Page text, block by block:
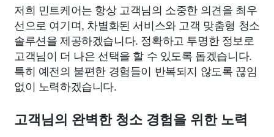
저희 민트케어는 항상 고객님의 소중한 의견을 최우
선으로 여기며, 차별화된 서비스와 고객 맞춤형 청소
솔루션을 제공하겠습니다. 정확하고 투명한 정보로
고객님이 더 나은 선택을 할 수 있도록 돕겠습니다.
특히 예전의 불편한 경험들이 반복되지 않도록 끊임
없이 노력하겠습니다.
고객님의 완벽한 청소 경험을 위한 노력